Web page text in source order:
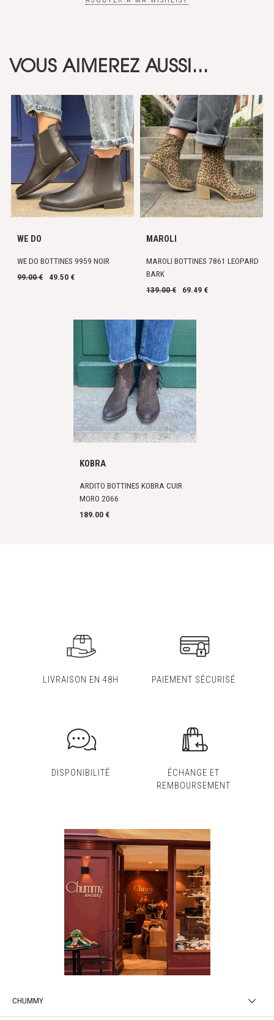
VOUS AIMEREZ AUSSI...
WE DO
WE DO BOTTINES 9959 NOIR
99.00 €
49.50 €
MAROLI
MAROLI BOTTINES 7861 LEOPARD
BARK
139.00 €
69.49 €
KOBRA
ARDITO BOTTINES KOBRA CUIR
MORO 2066
189.00 €
LIVRAISON EN 48H PAIEMENT SÉCURISÉ
DISPONIBILITÉ
ÉCHANGE ET
REMBOURSEMENT
CHUMMY